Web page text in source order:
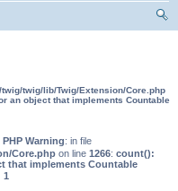
twig/twig/lib/Twig/Extension/Core.php
an object that implements Countable
Warning: in file
Core.phpon line 1266: count():
that implements Countable
1